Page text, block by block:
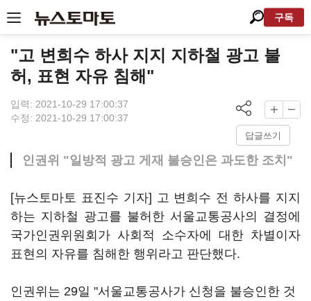
구독
"고 변희수 하사 지지 지하철 광고 불
허, 표현 자유 침해"
입력: 2021-10-29 17:00:37
수정: 2021-10-29 17:00:37
답글쓰기
인권위 "일방적 광고 게재 불승인은 과도한 조치"
[뉴스토마토 표진수 기자] 고 변희수 전 하사를 지지
하는 지하철 광고를 불허한 서울교통공사의 결정에
국가인권위원회가 사회적 소수자에 대한 차별이자
표현의 자유를 침해한 행위라고 판단했다.
인권위는 29일 "서울교통공사가 신청을 불승인한 것